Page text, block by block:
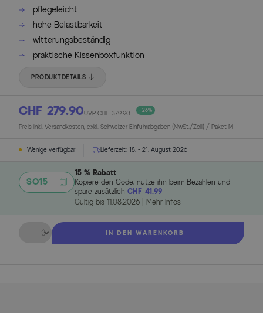
pflegeleicht
hohe Belastbarkeit
witterungsbeständig
praktische Kissenboxfunktion
PRODUKTDETAILS
CHF 279.90UVP CHF 379.90 - 26%
Preis inkl. Versandkosten, exkl. Schweizer Einfuhrabgaben (MwSt./Zoll) / Paket M
Wenige verfügbar Lieferzeit: 18. - 21. August 2026
SO15
15 % Rabatt
Kopiere den Code, nutze ihn beim Bezahlen und
spare zusätzlich CHF 41.99
Gültig bis 11.08.2026 Mehr Infos
Menge
IN DEN WARENKORB